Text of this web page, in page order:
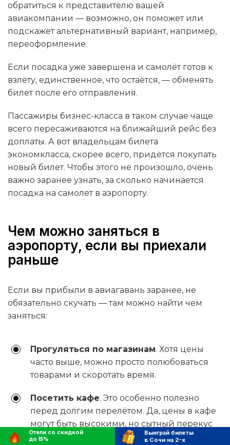
обратиться к представителю вашей
авиакомпании — возможно, он поможет или
подскажет альтернативный вариант, например,
переоформление.
Если посадка уже завершена и самолёт готов к
взлёту, единственное, что остаётся, — обменять
билет после его отправления.
Пассажиры бизнес-класса в таком случае чаще
всего пересаживаются на ближайший рейс без
доплаты. А вот владельцам билета
экономкласса, скорее всего, придётся покупать
новый билет. Чтобы этого не произошло, очень
важно заранее узнать, за сколько начинается
посадка на самолет в аэропорту.
Чем можно заняться в
аэропорту, если вы приехали
раньше
Если вы прибыли в авиагавань заранее, не
обязательно скучать — там можно найти чем
заняться:
Прогуляться по магазинам. Хотя цены
часто выше, можно просто полюбоваться
товарами и скоротать время.
Посетить кафе. Это особенно полезно
перед долгим перелётом. Да, цены в кафе
могут быть высокими, но сытный перекус
поможет сохранить хорошее настроение во
Отели со скидкой
до 15%
Выиграй билеты
в Сочи на 2-х